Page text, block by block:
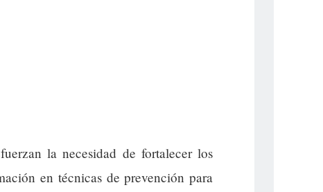
la necesidad de fortalecer los
en técnicas de prevención para